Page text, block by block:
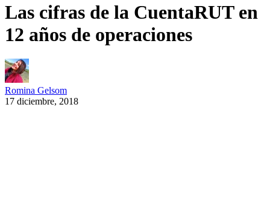
Las cifras de la CuentaRUT en
12 años de operaciones
Romina Gelsom
17 diciembre, 2018